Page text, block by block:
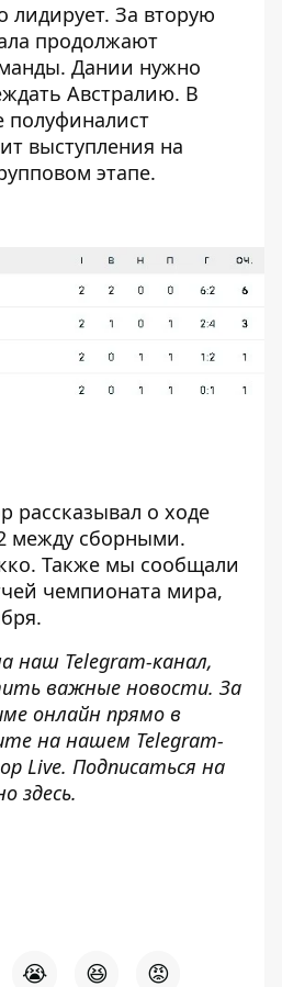
лидирует. За вторую
продолжают
Дании нужно
Австралию. В
полуфиналист
выступления на
этапе.
рассказывал о ходе
между сборными.
. Также мы сообщали
чемпионата мира,
.
наш Telegram-канал,
важные новости. За
онлайн прямо в
на нашем Telegram-
Live. Подписаться на
здесь.
😭 😆 😡